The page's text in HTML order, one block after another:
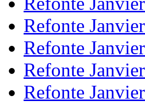
Refonte
Refonte
Refonte
Refonte